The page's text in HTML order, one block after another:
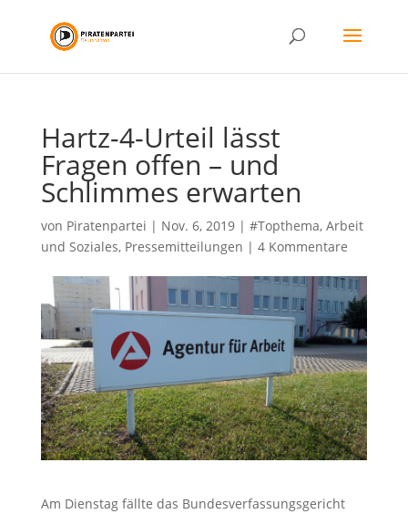
Hartz-4-Urteil lässt
Fragen offen – und
Schlimmes erwarten
von Piratenpartei | Nov. 6, 2019| #Topthema, Arbeit
und Soziales, Pressemitteilungen | 4 Kommentare
Am Dienstag fällte das Bundesverfassungsgericht